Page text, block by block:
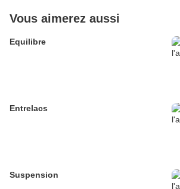
Vous aimerez aussi
Equilibre
Entrelacs
Suspension